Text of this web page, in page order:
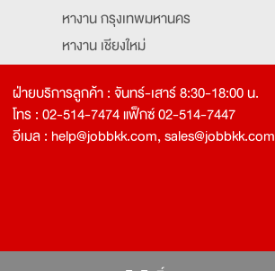
หางาน กรุงเทพมหานคร
หางาน เชียงใหม่
หางาน ฉะเชิงเทรา
ฝ่ายบริการลูกค้า : จันทร์-เสาร์ 8:30-18:00 น.
โทร : 02-514-7474 แฟ็กซ์ 02-514-7447
อีเมล : help@jobbkk.com,sales@jobbkk.com